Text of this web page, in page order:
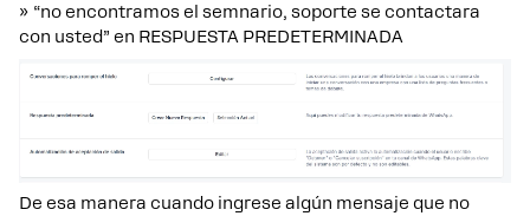
» “no encontramos el semnario, soporte se contactara
con usted” en RESPUESTA PREDETERMINADA
De esa manera cuando ingrese algún mensaje que no